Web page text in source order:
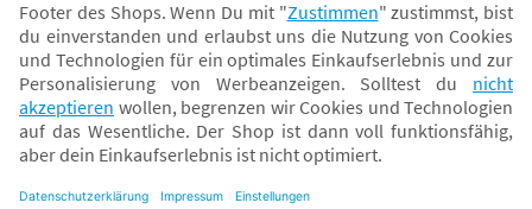
* Alle Preise inkl. MwSt. und ggf. zzgl.Versandkosten. Der dargestellte Preis gilt -
abhängig von der von dir gewählten Option - im BabyOne-Onlineshop oder bei
Abholung in dem von dir gewählten BabyOne-Franchise-Betrieb. Der für den
Onlineshop geltende Preis stellt bei einem Verkauf durch unsere Franchise-
Nehmer eine unverbindliche Preisempfehlung dar. Der Verkaufspreis der
daher von dem Verkaufspreis im Onlineshop abweichen. Angaben zu